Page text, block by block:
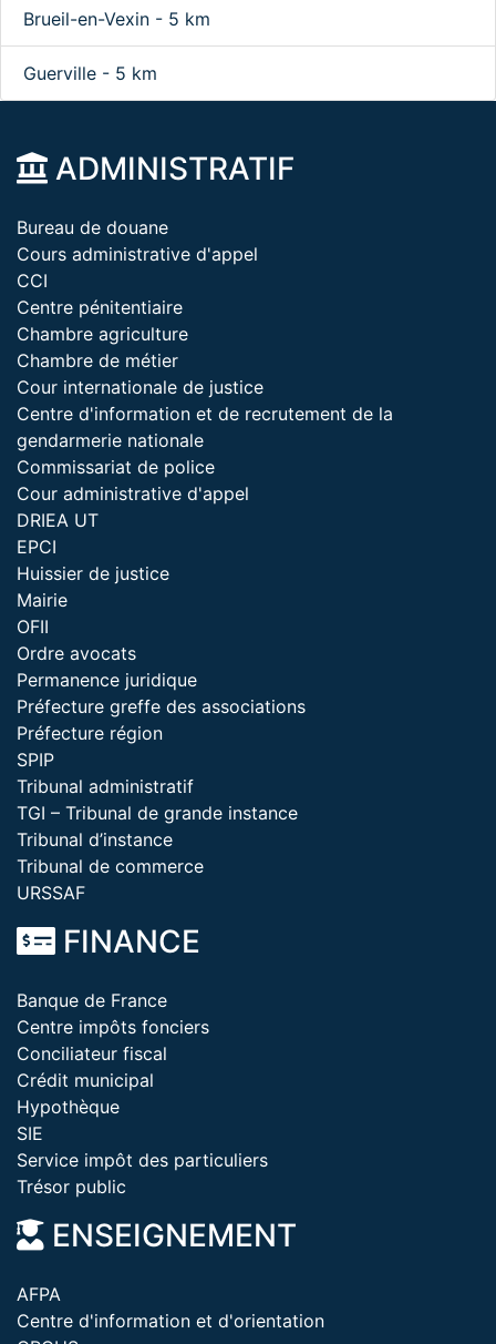
Brueil-en-Vexin - 5 km
Guerville - 5 km
ADMINISTRATIF
Bureau de douane
Cours administrative d'appel
CCI
Centre pénitentiaire
Chambre agriculture
Chambre de métier
Cour internationale de justice
Centre d'information et de recrutement de la
gendarmerie nationale
Commissariat de police
Cour administrative d'appel
DRIEA UT
EPCI
Huissier de justice
Mairie
OFII
Ordre avocats
Permanence juridique
Préfecture greffe des associations
Préfecture région
SPIP
Tribunal administratif
TGI – Tribunal de grande instance
Tribunal d’instance
Tribunal de commerce
URSSAF
FINANCE
Banque de France
Centre impôts fonciers
Conciliateur fiscal
Crédit municipal
Hypothèque
SIE
Service impôt des particuliers
Trésor public
ENSEIGNEMENT
AFPA
Centre d'information et d'orientation